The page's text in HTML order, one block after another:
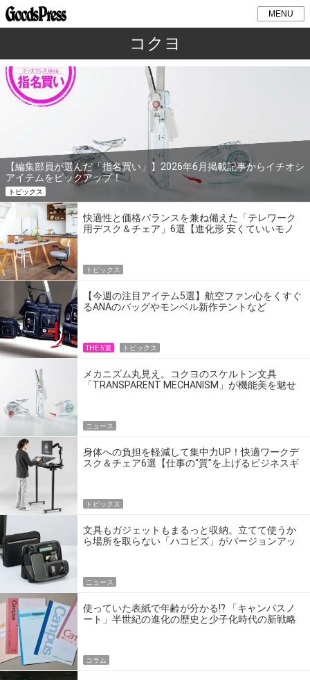
MENU
コクヨ
【編集部員が選んだ「指名買い」】2026年6月掲載記事からイチオシ
アイテムをピックアップ！
トピックス
快適性と価格バランスを兼ね備えた「テレワーク
用デスク＆チェア」6選【進化形 安くていいモノ
トピックス
【今週の注目アイテム5選】航空ファン心をくすぐ
るANAのバッグやモンベル新作テントなど
THE 5選 トピックス
メカニズム丸見え。コクヨのスケルトン文具
「TRANSPARENT MECHANISM」が機能美を魅せ
ニュース
身体への負担を軽減して集中力UP！快適ワークデ
スク＆チェア6選【仕事の“質”を上げるビジネスギ
トピックス
文具もガジェットもまるっと収納。立てて使うか
ら場所を取らない「ハコビズ」がバージョンアッ
ニュース
使っていた表紙で年齢が分かる!? 「キャンパスノ
ート」半世紀の進化の歴史と少子化時代の新戦略
コラム